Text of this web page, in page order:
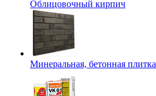
Облицовочный кирпич
Минеральная, бетонная плитка